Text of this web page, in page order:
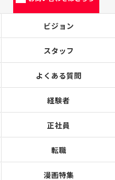
ビジョン
スタッフ
よくある質問
経験者
正社員
転職
漫画特集